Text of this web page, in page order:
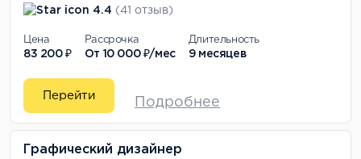
4.4 (41 отзыв)
Цена
83 200 ₽
Рассрочка
От 10 000 ₽/мес
Длительность
9 месяцев
Перейти
Подробнее
Графический дизайнер